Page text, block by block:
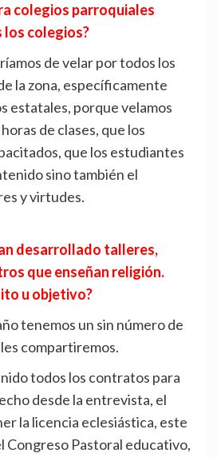
colegios parroquiales
colegios?
de velar por todos los
la zona, específicamente
estatales, porque velamos
de clases, que los
que los estudiantes
sino también el
y virtudes.
desarrollado talleres,
que enseñan religión.
u objetivo?
tenemos un sin número de
compartiremos.
todos los contratos para
desde la entrevista, el
la licencia eclesiástica, este
Congreso Pastoral educativo,